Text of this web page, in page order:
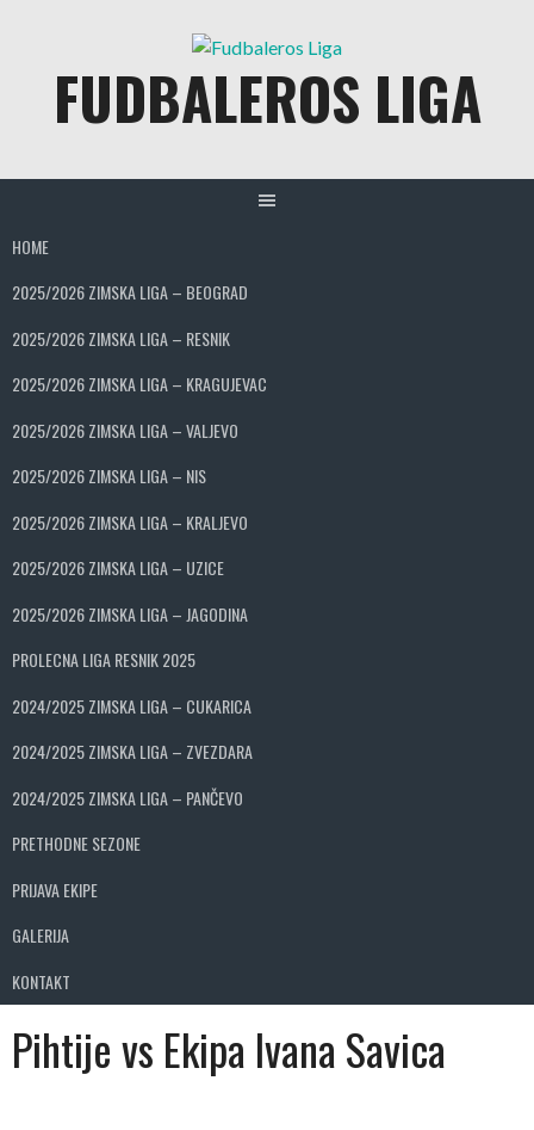
FUDBALEROS LIGA
HOME
2025/2026 ZIMSKA LIGA – BEOGRAD
2025/2026 ZIMSKA LIGA – RESNIK
2025/2026 ZIMSKA LIGA – KRAGUJEVAC
2025/2026 ZIMSKA LIGA – VALJEVO
2025/2026 ZIMSKA LIGA – NIS
2025/2026 ZIMSKA LIGA – KRALJEVO
2025/2026 ZIMSKA LIGA – UZICE
2025/2026 ZIMSKA LIGA – JAGODINA
PROLECNA LIGA RESNIK 2025
2024/2025 ZIMSKA LIGA – CUKARICA
2024/2025 ZIMSKA LIGA – ZVEZDARA
2024/2025 ZIMSKA LIGA – PANČEVO
PRETHODNE SEZONE
PRIJAVA EKIPE
GALERIJA
KONTAKT
Pihtije vs Ekipa Ivana Savica